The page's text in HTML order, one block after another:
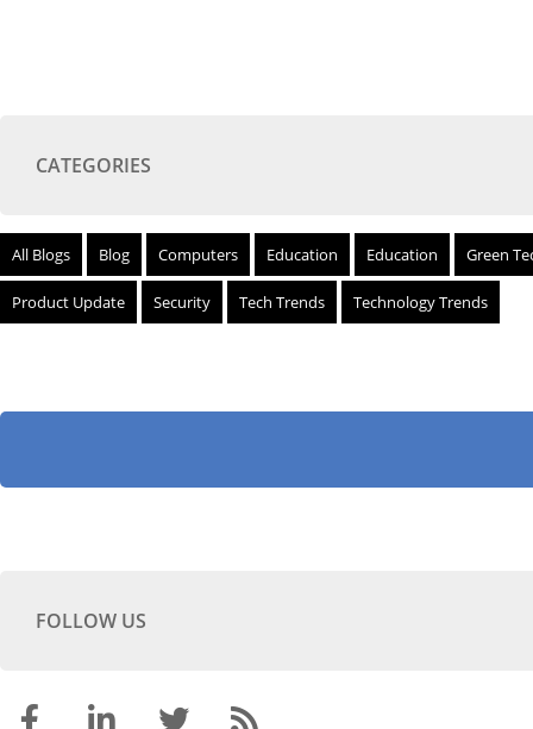
CATEGORIES
All Blogs Blog Computers Education Education Green
Product Update Security Tech Trends Technology Trends
FOLLOW US